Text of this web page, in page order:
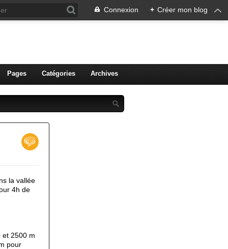
Connexion + Créer mon blog
Pages Catégories Archives
la vallée
4h de
et 2500 m
pour